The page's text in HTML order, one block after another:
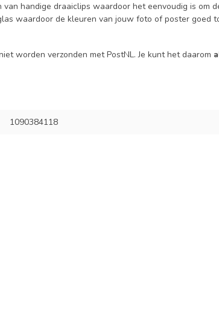
handige draaiclips waardoor het eenvoudig is om
waardoor de kleuren van jouw foto of poster goed
worden verzonden met PostNL. Je kunt het daarom
1090384118